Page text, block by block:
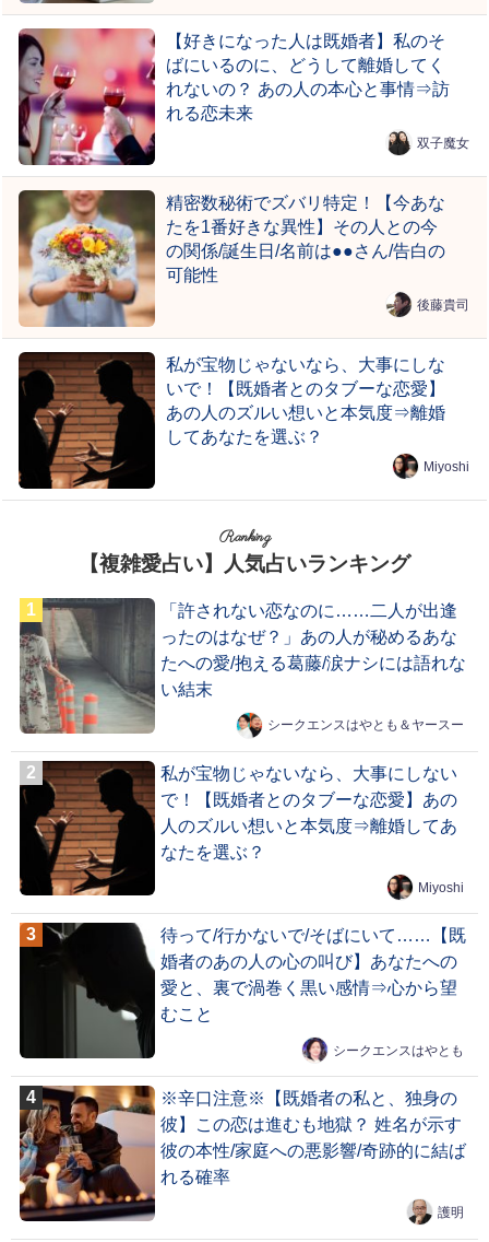
【好きになった人は既婚者】私のそ
ばにいるのに、どうして離婚してく
れないの？ あの人の本心と事情⇒訪
れる恋未来
双子魔女
精密数秘術でズバリ特定！【今あな
たを1番好きな異性】その人との今
の関係/誕生日/名前は●●さん/告白の
可能性
後藤貴司
私が宝物じゃないなら、大事にしな
いで！【既婚者とのタブーな恋愛】
あの人のズルい想いと本気度⇒離婚
してあなたを選ぶ？
Miyoshi
Ranking
【複雑愛占い】人気占いランキング
「許されない恋なのに……二人が出逢
ったのはなぜ？」あの人が秘めるあな
たへの愛/抱える葛藤/涙ナシには語れな
い結末
シークエンスはやとも＆ヤースー
私が宝物じゃないなら、大事にしない
で！【既婚者とのタブーな恋愛】あの
人のズルい想いと本気度⇒離婚してあ
なたを選ぶ？
Miyoshi
待って/行かないで/そばにいて……【既
婚者のあの人の心の叫び】あなたへの
愛と、裏で渦巻く黒い感情⇒心から望
むこと
シークエンスはやとも
※辛口注意※【既婚者の私と、独身の
彼】この恋は進むも地獄？ 姓名が示す
彼の本性/家庭への悪影響/奇跡的に結ば
れる確率
護明